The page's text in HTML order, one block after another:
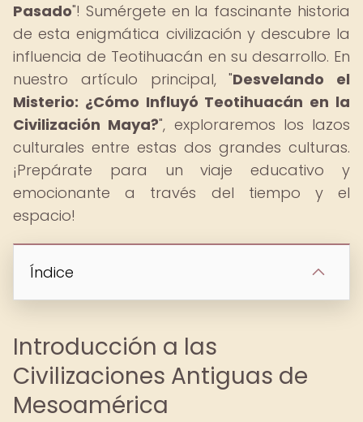
Pasado"! Sumérgete en la fascinante historia
de esta enigmática civilización y descubre la
influencia de Teotihuacán en su desarrollo. En
nuestro artículo principal, "Desvelando el
Misterio: ¿Cómo Influyó Teotihuacán en la
Civilización Maya?", exploraremos los lazos
culturales entre estas dos grandes culturas.
¡Prepárate para un viaje educativo y
emocionante a través del tiempo y el
espacio!
Índice
Introducción a las
Civilizaciones Antiguas de
Mesoamérica